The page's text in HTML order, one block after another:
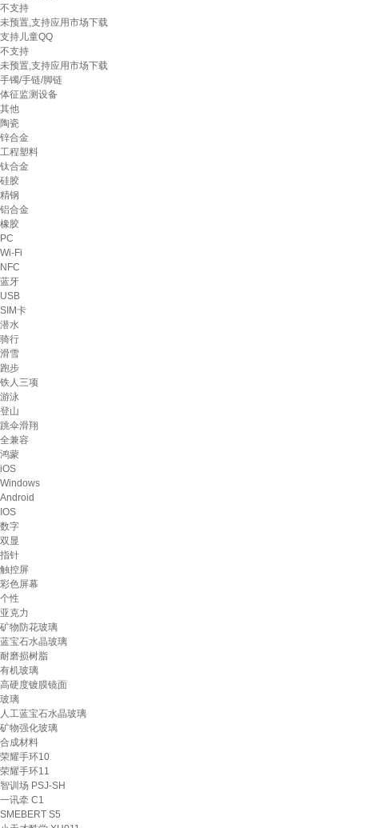
不支持
未预置,支持应用市场下载
支持儿童QQ
不支持
未预置,支持应用市场下载
手镯/手链/脚链
体征监测设备
其他
陶瓷
锌合金
工程塑料
钛合金
硅胶
精钢
铝合金
橡胶
PC
Wi-Fi
NFC
蓝牙
USB
SIM卡
潜水
骑行
滑雪
跑步
铁人三项
游泳
登山
跳伞滑翔
全兼容
鸿蒙
iOS
Windows
Android
IOS
数字
双显
指针
触控屏
彩色屏幕
个性
亚克力
矿物防花玻璃
蓝宝石水晶玻璃
耐磨损树脂
有机玻璃
高硬度镀膜镜面
玻璃
人工蓝宝石水晶玻璃
矿物强化玻璃
合成材料
荣耀手环10
荣耀手环11
智训场 PSJ-SH
一讯牵 C1
SMEBERT S5